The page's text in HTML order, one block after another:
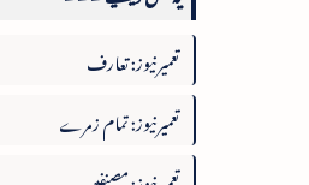
تعمیرنیوز: تعارف
تعمیرنیوز: تمام زمرے